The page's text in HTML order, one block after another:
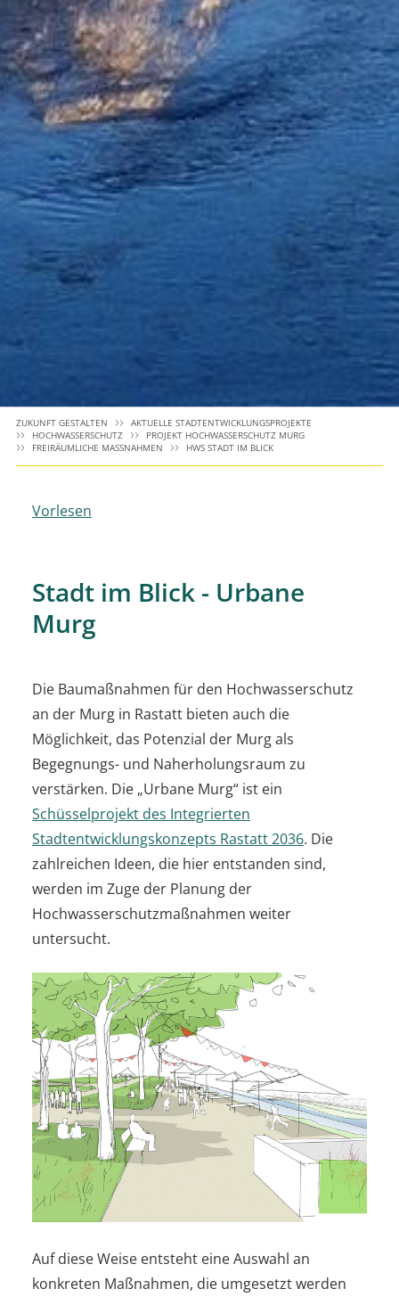
ZUKUNFT GESTALTEN
AKTUELLE STADTENTWICKLUNGSPROJEKTE
HOCHWASSERSCHUTZ
PROJEKT HOCHWASSERSCHUTZ MURG
FREIRÄUMLICHE MASSNAHMEN
HWS STADT IM BLICK
Vorlesen
Stadt im Blick - Urbane
Murg
Die Baumaßnahmen für den Hochwasserschutz
an der Murg in Rastatt bieten auch die
Möglichkeit, das Potenzial der Murg als
Begegnungs- und Naherholungsraum zu
verstärken. Die „Urbane Murg“ ist ein
Schüsselprojekt des Integrierten
Stadtentwicklungskonzepts Rastatt 2036. Die
zahlreichen Ideen, die hier entstanden sind,
werden im Zuge der Planung der
Hochwasserschutzmaßnahmen weiter
untersucht.
Auf diese Weise entsteht eine Auswahl an
konkreten Maßnahmen, die umgesetzt werden